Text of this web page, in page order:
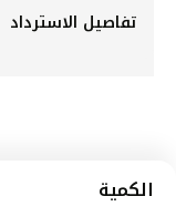
تفاصيل الاسترداد
الكمية